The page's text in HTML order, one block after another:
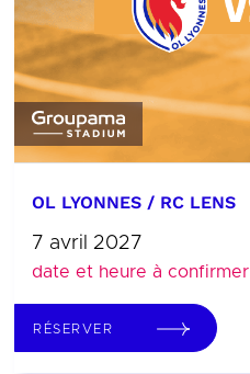
OL LYONNES / RC LENS
7 avril 2027
date et heure à confirmer
RÉSERVER